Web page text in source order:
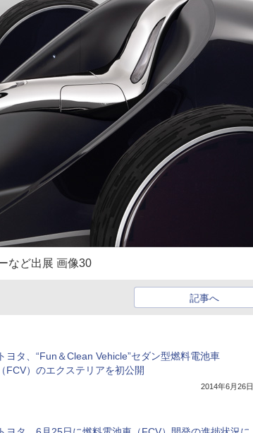
など出展 画像30
記事へ
トヨタ、“Fun＆Clean Vehicle”セダン型燃料電池車
（FCV）のエクステリアを初公開
2014年6月26日